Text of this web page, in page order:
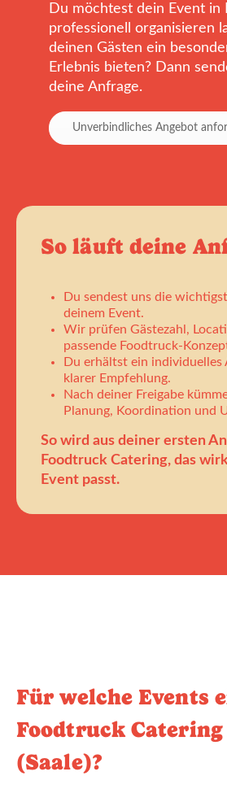
Du möchtest dein Event in
professionell organisieren
deinen Gästen ein
Erlebnis bieten? Dann
deine Anfrage.
Unverbindliches Angebot
So läuft deine
Du sendest uns die
deinem Event.
Wir prüfen Gästezahl,
passende Foodtruck-
Du erhältst ein individuelles
klarer Empfehlung.
Nach deiner Freigabe
Planung, Koordination und
So wird aus deiner ersten
Foodtruck Catering, das
Event passt.
Für welche Events
Foodtruck
(Saale)?